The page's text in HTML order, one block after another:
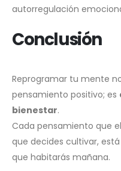
autorregulación
Conclusión
Reprogramar tu mente
pensamiento positivo; es
bienestar.
Cada pensamiento que
que decides cultivar,
que habitarás mañana.